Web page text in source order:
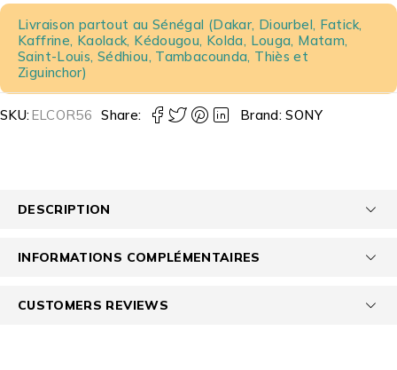
Livraison partout au Sénégal (Dakar, Diourbel, Fatick,
Kaffrine, Kaolack, Kédougou, Kolda, Louga, Matam,
Saint-Louis, Sédhiou, Tambacounda, Thiès et
Ziguinchor)
SKU:ELCOR56 Share: Brand:SONY
DESCRIPTION
INFORMATIONS COMPLÉMENTAIRES
CUSTOMERS REVIEWS